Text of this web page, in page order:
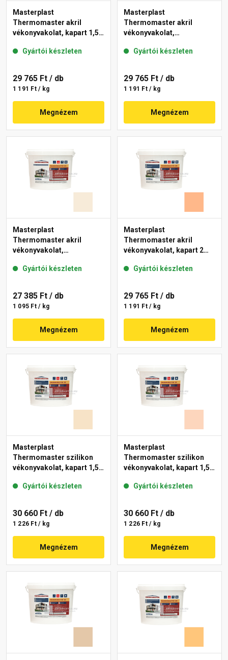
Masterplast
Thermomaster akril
vékonyvakolat, kapart 1,5
Gyártói készleten
29 765 Ft / db
1 191 Ft / kg
Megnézem
Masterplast
Thermomaster akril
vékonyvakolat,
10-D 25 kg
Gyártói készleten
29 765 Ft / db
1 191 Ft / kg
Megnézem
Masterplast
Thermomaster akril
vékonyvakolat,
48-F 25 kg
Gyártói készleten
27 385 Ft / db
1 095 Ft / kg
Megnézem
Masterplast
Thermomaster akril
vékonyvakolat, kapart 2
Gyártói készleten
29 765 Ft / db
1 191 Ft / kg
Megnézem
Masterplast
Thermomaster szilikon
vékonyvakolat, kapart 1,5
Gyártói készleten
30 660 Ft / db
1 226 Ft / kg
Megnézem
Masterplast
Thermomaster szilikon
vékonyvakolat, kapart 1,5
Gyártói készleten
30 660 Ft / db
1 226 Ft / kg
Megnézem